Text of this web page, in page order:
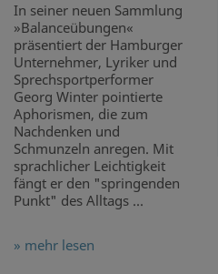
In seiner neuen Sammlung
»Balanceübungen«
präsentiert der Hamburger
Unternehmer, Lyriker und
Sprechsportperformer
Georg Winter pointierte
Aphorismen, die zum
Nachdenken und
Schmunzeln anregen. Mit
sprachlicher Leichtigkeit
fängt er den "springenden
Punkt" des Alltags ...
» mehr lesen